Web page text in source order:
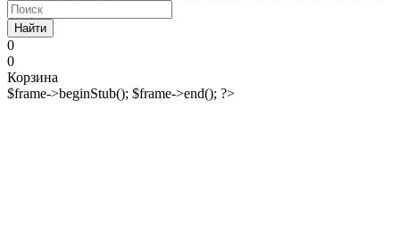
Найти
0
0
Корзина
$frame->beginStub(); $frame->end(); ?>